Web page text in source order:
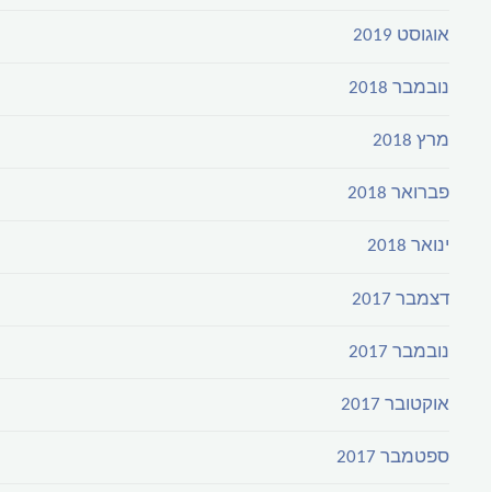
אוגוסט 2019
נובמבר 2018
מרץ 2018
פברואר 2018
ינואר 2018
דצמבר 2017
נובמבר 2017
אוקטובר 2017
ספטמבר 2017